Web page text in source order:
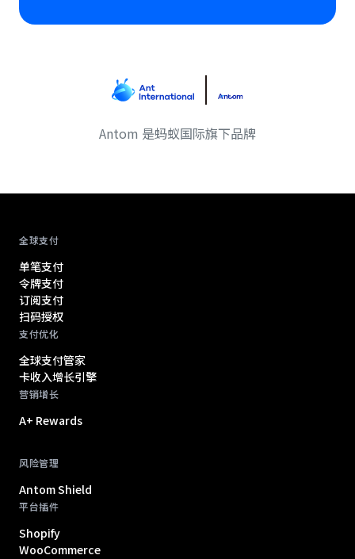
Antom 是蚂蚁国际旗下品牌
全球支付
单笔支付
令牌支付
订阅支付
扫码授权
支付优化
全球支付管家
卡收入增长引擎
营销增长
A+ Rewards
风险管理
Antom Shield
平台插件
Shopify
WooCommerce